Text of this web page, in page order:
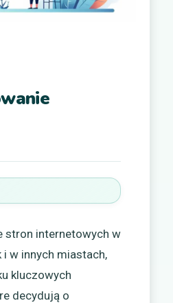
stron internetowych w
i w innych miastach,
kluczowych
decydują o